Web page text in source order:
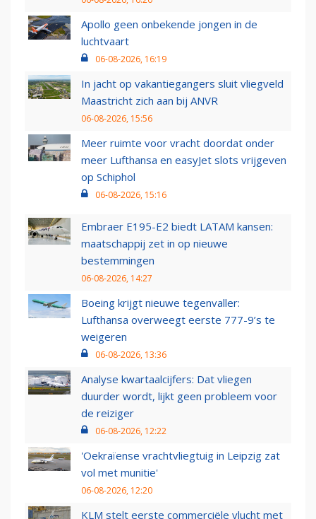
Apollo geen onbekende jongen in de
luchtvaart
06-08-2026, 16:19
In jacht op vakantiegangers sluit vliegveld
Maastricht zich aan bij ANVR
06-08-2026, 15:56
Meer ruimte voor vracht doordat onder
meer Lufthansa en easyJet slots vrijgeven
op Schiphol
06-08-2026, 15:16
Embraer E195-E2 biedt LATAM kansen:
maatschappij zet in op nieuwe
bestemmingen
06-08-2026, 14:27
Boeing krijgt nieuwe tegenvaller:
Lufthansa overweegt eerste 777-9’s te
weigeren
06-08-2026, 13:36
Analyse kwartaalcijfers: Dat vliegen
duurder wordt, lijkt geen probleem voor
de reiziger
06-08-2026, 12:22
'Oekraïense vrachtvliegtuig in Leipzig zat
vol met munitie'
06-08-2026, 12:20
KLM stelt eerste commerciële vlucht met